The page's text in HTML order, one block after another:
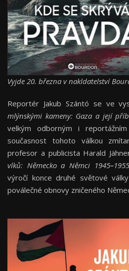
Vyjde 20. března v nakldatelství
Reportér Jakub Szántó se ve
mlýnskými kameny: Gaza a její
velkým odborným i
současnost tohoto válkou
profesor a publicista Harald
vlků: Německo a Němci 1945–1955
výročí konce druhé světové
poválečné obnovy zničeného